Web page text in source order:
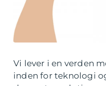
Vi lever i en verden
inden for teknologi